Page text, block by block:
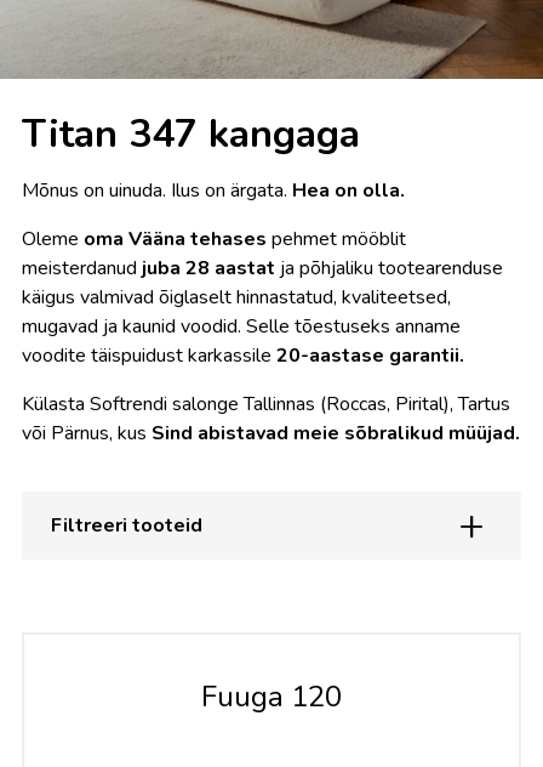
Titan 347 kangaga
Mõnus on uinuda. Ilus on ärgata. Hea on olla.
Oleme oma Vääna tehases pehmet mööblit
meisterdanud juba 28 aastat ja põhjaliku tootearenduse
käigus valmivad õiglaselt hinnastatud, kvaliteetsed,
mugavad ja kaunid voodid. Selle tõestuseks anname
voodite täispuidust karkassile 20-aastase garantii.
Külasta Softrendi salonge Tallinnas (Roccas, Pirital), Tartus
või Pärnus, kus Sind abistavad meie sõbralikud müüjad.
Filtreeri tooteid
Fuuga 120